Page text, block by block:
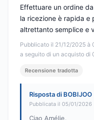
Pubblicato il 21/12/2025 à
a seguito di un acquisto di
Effettuare un ordine
la ricezione è rapida e
altrettanto semplice e
Recensione tradotta
Risposta di BOBIJOO
Pubblicata il 05/01/2026
Ciao Amélie,